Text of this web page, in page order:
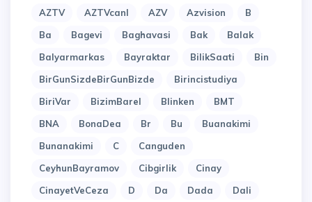
AZTV
AZTVcanl AZV Azvision
B
Ba
Bagevi Baghavasi Bak
Balak
Balyarmarkas
Bayraktar BilikSaati
Bin
BirGunSizdeBirGunBizde
Birincistudiya
BiriVar
BizimBarel Blinken
BMT
BNA
BonaDea Br Bu
Buanakimi
Bunanakimi
C
Canguden
CeyhunBayramov
Cibgirlik
Cinay
CinayetVeCeza
D Da Dada
Dali